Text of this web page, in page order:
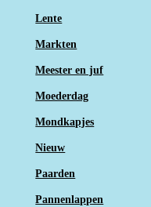
Lente
Markten
Meester en juf
Moederdag
Mondkapjes
Nieuw
Paarden
Pannenlappen